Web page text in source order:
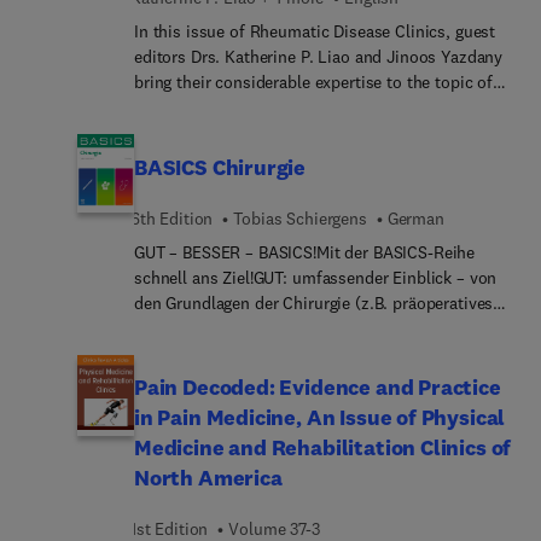
In this issue of Rheumatic Disease Clinics, guest
editors Drs. Katherine P. Liao and Jinoos Yazdany
bring their considerable expertise to the topic of
the field by enhancing diagnostic accuracy,
streamlining clinical workflows, and supporting
personalized treatment strategies. In this issue,
top experts explore current topics such as AI
opportunities in rheumatology: a clinical data-
focused introduction with a comment on LLMs;
demystifying AI: key concepts with examples in
AI in rheumatology; and many more.
BASICS Chirurgie
6th Edition Tobias Schiergens
German
GUT – BESSER – BASICS!Mit der BASICS-Reihe
schnell ans Ziel!GUT: umfassender Einblick – von
den Grundlagen der Chirurgie (z.B. präoperatives
einzelnen Organsysteme, von Thorax- und
Hernienchirurgie bis hin zur Kinderchirurgie sowie
Transplantationen.BE... gutes Verständnis der
Zusammenhänge durch Fallbeispiele. Enthält alle
Prüfung.BASICS: auf das Wichtigste reduziert.
Pain Decoded: Evidence and Practice
in Pain Medicine, An Issue of Physical
Medicine and Rehabilitation Clinics of
North America
1st Edition
Volume 37-3